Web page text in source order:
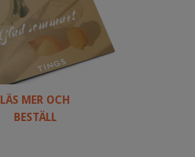
LÄS MER OCH
BESTÄLL